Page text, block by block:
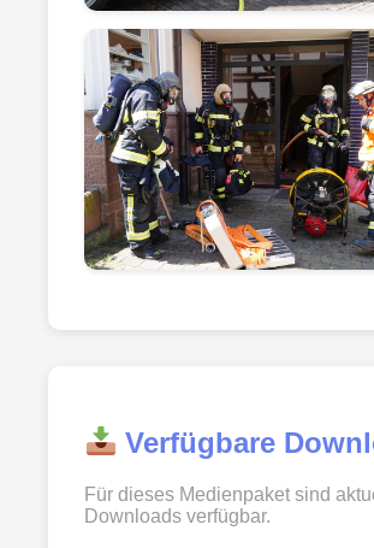
Verfügbare
Für dieses Medienpaket sind
Downloads verfügbar.